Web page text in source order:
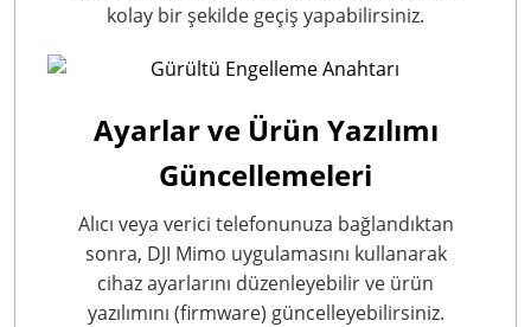
kolay bir şekilde geçiş yapabilirsiniz.
Ayarlar ve Ürün Yazılımı
Güncellemeleri
Alıcı veya verici telefonunuza bağlandıktan
sonra, DJI Mimo uygulamasını kullanarak
cihaz ayarlarını düzenleyebilir ve ürün
yazılımını (firmware) güncelleyebilirsiniz.